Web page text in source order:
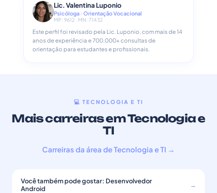
Lic. Valentina Luponio
Psicóloga · Orientação Vocacional
MP: 9612 · MN: 71432
Este perfil foi revisado pela Lic. Luponio, com mais de 14
anos de experiência e 700.000+ consultas de
orientação para estudantes e profissionais.
💻 TECNOLOGIA E TI
Mais carreiras em Tecnologia e
TI
Carreiras da área de Tecnologia e TI →
Você também pode gostar: Desenvolvedor
Android
→